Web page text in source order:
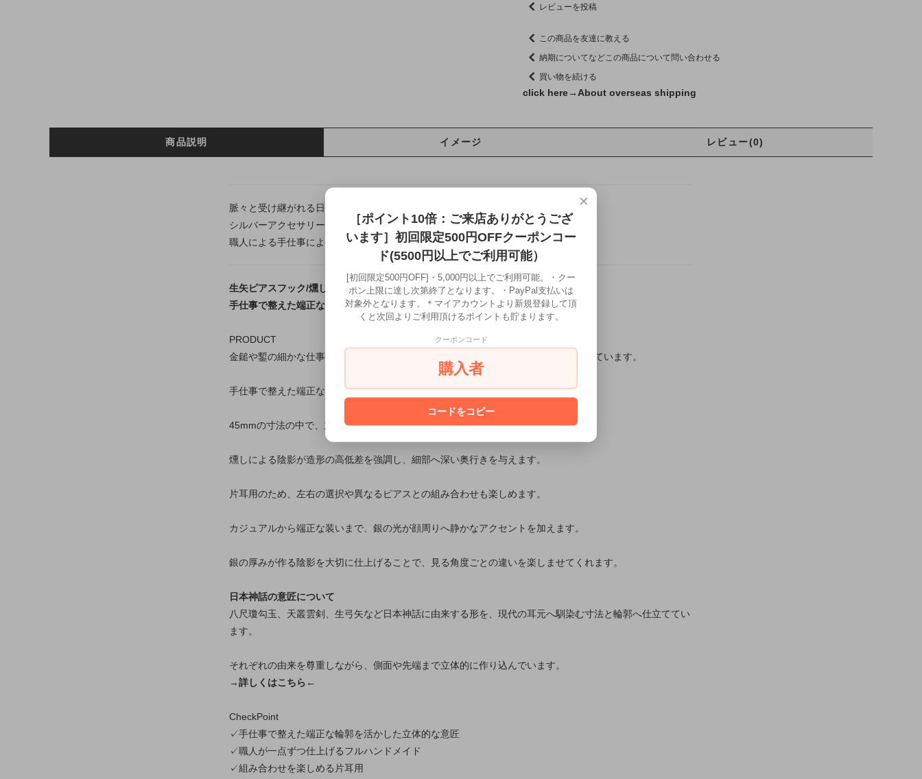
レビューを投稿
この商品を友達に教える
納期についてなどこの商品について問い合わせる
買い物を続ける
click here→ About overseas shipping
商品説明 イメージ レビュー(0)
脈々と受け継がれる日本の伝統美や熟練の技法を、現代の日常に寄り添うカタチへ。
シルバーアクセサリー龍頭は千葉県にある自社工房にて制作を行う、
職人による手仕事によって仕上げるフルハンドメイドシルバーアクセサリーです。
生矢ピアスフック/燻し仕上げ-ピアスシンプルメンズ
手仕事で整えた端正な輪郭を耳元で楽しむフルハンドメイドシルバーピアス
PRODUCT
金鎚や鏨の細かな仕事を重ね、耳元の動きに合わせて表情が変わる立体感を作り出しています。
手仕事で整えた端正な輪郭を主題に、細部の起伏まで明確に表現しています。
45mmの寸法の中で、主題と余白のバランスを整えています。
燻しによる陰影が造形の高低差を強調し、細部へ深い奥行きを与えます。
片耳用のため、左右の選択や異なるピアスとの組み合わせも楽しめます。
カジュアルから端正な装いまで、銀の光が顔周りへ静かなアクセントを加えます。
銀の厚みが作る陰影を大切に仕上げることで、見る角度ごとの違いを楽しませてくれます。
日本神話の意匠について
八尺瓊勾玉、天叢雲剣、生弓矢など日本神話に由来する形を、現代の耳元へ馴染む寸法と輪郭へ仕立ててい
ます。
それぞれの由来を尊重しながら、側面や先端まで立体的に作り込んでいます。
→詳しくはこちら←
CheckPoint
✓手仕事で整えた端正な輪郭を活かした立体的な意匠
✓職人が一点ずつ仕上げるフルハンドメイド
✓組み合わせを楽しめる片耳用
×
［ポイント10倍：ご来店ありがとうござ
います］初回限定500円OFFクーポンコー
ド(5500円以上でご利用可能）
[初回限定500円OFF]・5,000円以上でご利用可能。・クー
ポン上限に達し次第終了となります。・PayPal支払いは
対象外となります。＊マイアカウントより新規登録して頂
くと次回よりご利用頂けるポイントも貯まります。
クーポンコード
購入者
コードをコピー